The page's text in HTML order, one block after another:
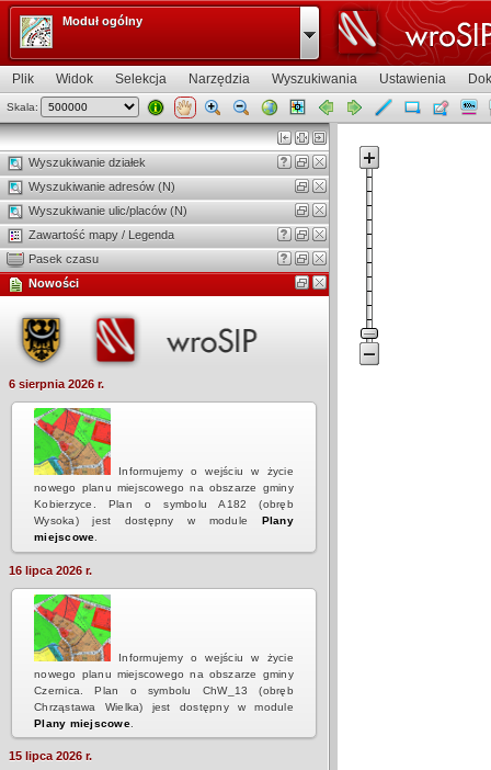
Plik Widok Selekcja Narzędzia Wyszukiwania Ustawienia
Skala:
Wyszukiwanie działek
Wyszukiwanie adresów (N)
Wyszukiwanie ulic/placów (N)
Zawartość mapy / Legenda
Pasek czasu
Nowości
Widok mapy
Moduł ogólny